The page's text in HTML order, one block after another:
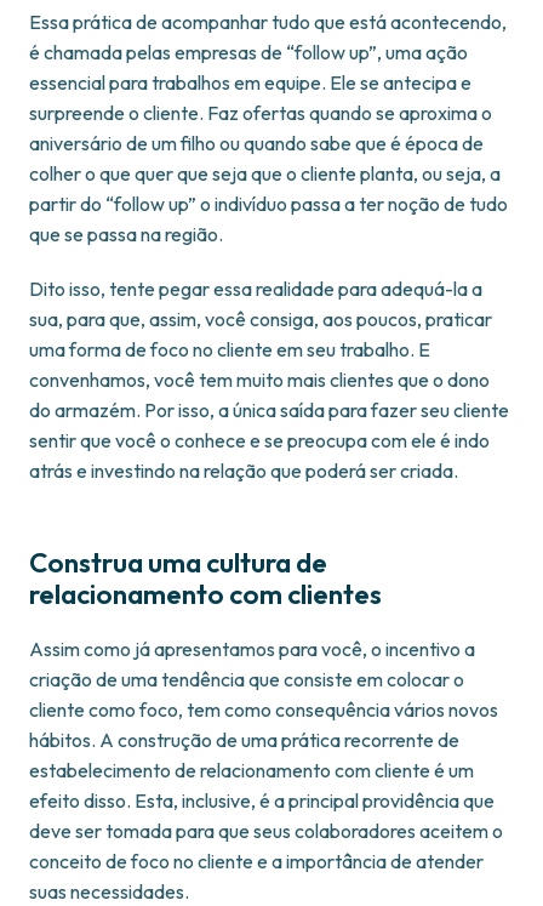
Essa prática de acompanhar tudo que está acontecendo,
é chamada pelas empresas de “follow up”, uma ação
essencial para trabalhos em equipe. Ele se antecipa e
surpreende o cliente. Faz ofertas quando se aproxima o
aniversário de um filho ou quando sabe que é época de
colher o que quer que seja que o cliente planta, ou seja, a
partir do “follow up” o indivíduo passa a ter noção de tudo
que se passa na região.
Dito isso, tente pegar essa realidade para adequá-la a
sua, para que, assim, você consiga, aos poucos, praticar
uma forma de foco no cliente em seu trabalho. E
convenhamos, você tem muito mais clientes que o dono
do armazém. Por isso, a única saída para fazer seu cliente
sentir que você o conhece e se preocupa com ele é indo
atrás e investindo na relação que poderá ser criada.
Construa uma cultura de
relacionamento com clientes
Assim como já apresentamos para você, o incentivo a
criação de uma tendência que consiste em colocar o
cliente como foco, tem como consequência vários novos
hábitos. A construção de uma prática recorrente de
estabelecimento de relacionamento com cliente é um
efeito disso. Esta, inclusive, é a principal providência que
deve ser tomada para que seus colaboradores aceitem o
conceito de foco no cliente e a importância de atender
suas necessidades.